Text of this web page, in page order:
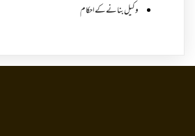
وکیل بنانے کے احکام